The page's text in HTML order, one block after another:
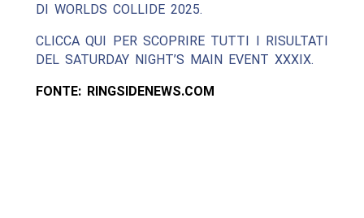
DI WORLDS COLLIDE 2025.
CLICCA QUI PER SCOPRIRE TUTTI I RISULTATI
DEL SATURDAY NIGHT’S MAIN EVENT XXXIX.
FONTE: RINGSIDENEWS.COM